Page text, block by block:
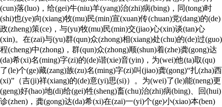
(cun)落(luo)，给(gei)牛(niu)羊(yang)治(zhi)病(bing)，同(tong)时
(shi)也(ye)向(xiang)牧(mu)民(min)宣(xuan)传(chuan)党(dang)的(de)
政(zheng)策(ce)，与(yu)牧(mu)民(min)交(jiao)心(xin)谈(tan)心
(xin)。在(zai)与(yu)群(qun)众(zhong)相(xiang)处(chu)的(de)过(guo)
程(cheng)中(zhong)，群(qun)众(zhong)顺(shun)着(zhe)龚(gong)达
(da)希(xi)名(ming)字(zi)的(de)谐(xie)音(yin)，为(wei)他(ta)取(qu)
了(le)个(ge)藏(zang)族(zu)名(ming)字(zi)叫(jiao)龚(gong)“扎(zha)西
(xi)”（吉(ji)祥(xiang)的(de)意(yi)思(si)）。为(wei)了(le)能(neng)更
(geng)好(hao)地(di)给(gei)牲(sheng)畜(chu)治(zhi)病(bing)、回(hui)
诊(zhen)，龚(gong)达(da)希(xi)在(zai)一(yi)个(ge)小(xiao)本(ben)